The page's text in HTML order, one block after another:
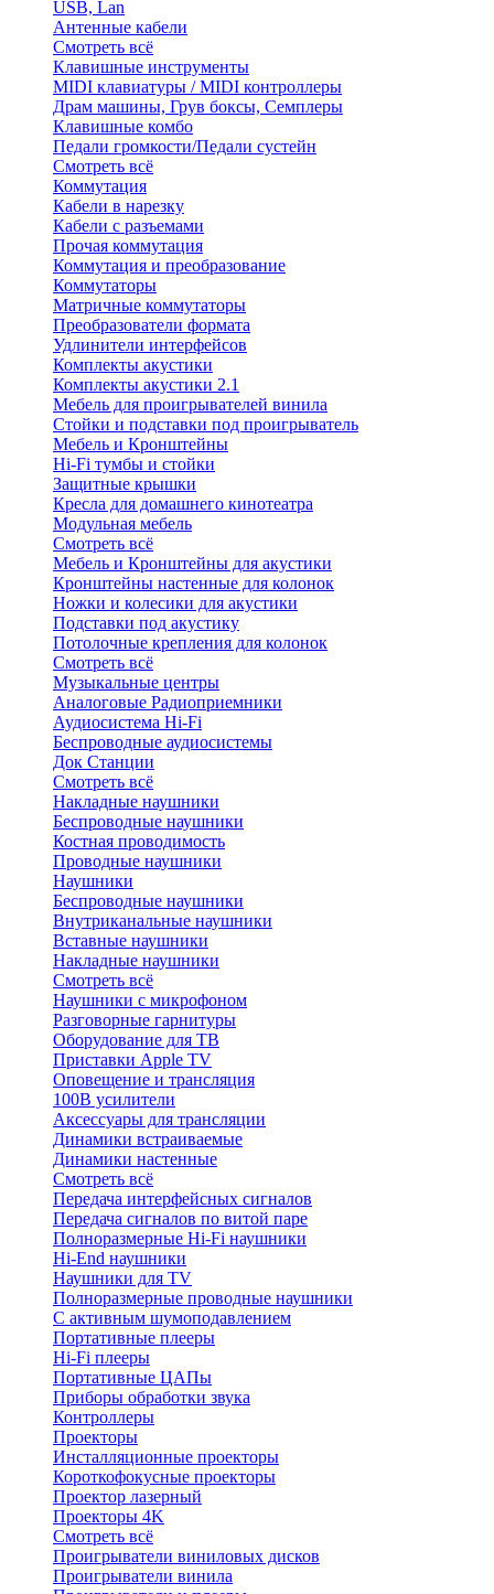
USB, Lan
Антенные кабели
Смотреть всё
Клавишные инструменты
MIDI клавиатуры / MIDI контроллеры
Драм машины, Грув боксы, Семплеры
Клавишные комбо
Педали громкости/Педали сустейн
Смотреть всё
Коммутация
Кабели в нарезку
Кабели с разъемами
Прочая коммутация
Коммутация и преобразование
Коммутаторы
Матричные коммутаторы
Преобразователи формата
Удлинители интерфейсов
Комплекты акустики
Комплекты акустики 2.1
Мебель для проигрывателей винила
Стойки и подставки под проигрыватель
Мебель и Кронштейны
Hi-Fi тумбы и стойки
Защитные крышки
Кресла для домашнего кинотеатра
Модульная мебель
Смотреть всё
Мебель и Кронштейны для акустики
Кронштейны настенные для колонок
Ножки и колесики для акустики
Подставки под акустику
Потолочные крепления для колонок
Смотреть всё
Музыкальные центры
Аналоговые Радиоприемники
Аудиосистема Hi-Fi
Беспроводные аудиосистемы
Док Станции
Смотреть всё
Накладные наушники
Беспроводные наушники
Костная проводимость
Проводные наушники
Наушники
Беспроводные наушники
Внутриканальные наушники
Вставные наушники
Накладные наушники
Смотреть всё
Наушники с микрофоном
Разговорные гарнитуры
Оборудование для ТВ
Приставки Apple TV
Оповещение и трансляция
100В усилители
Аксессуары для трансляции
Динамики встраиваемые
Динамики настенные
Смотреть всё
Передача интерфейсных сигналов
Передача сигналов по витой паре
Полноразмерные Hi-Fi наушники
Hi-End наушники
Наушники для TV
Полноразмерные проводные наушники
С активным шумоподавлением
Портативные плееры
Hi-Fi плееры
Портативные ЦАПы
Приборы обработки звука
Контроллеры
Проекторы
Инсталляционные проекторы
Короткофокусные проекторы
Проектор лазерный
Проекторы 4K
Смотреть всё
Проигрыватели виниловых дисков
Проигрыватели винила